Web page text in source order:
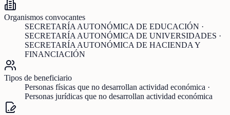
Organismos convocantes
SECRETARÍA AUTONÓMICA DE EDUCACIÓN ·
SECRETARÍA AUTONÓMICA DE UNIVERSIDADES ·
SECRETARÍA AUTONÓMICA DE HACIENDA Y
FINANCIACIÓN
Tipos de beneficiario
Personas físicas que no desarrollan actividad económica ·
Personas jurídicas que no desarrollan actividad económica